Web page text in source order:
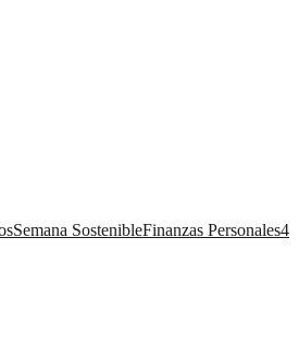
Semana SostenibleFinanzas Personales4